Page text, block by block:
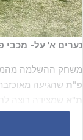
נערים א' על-
משחק ההשלמה מהמחזור ה-14 בליגת נערים
פ"ת שהגיעה
ת"א שמצידה רוצה